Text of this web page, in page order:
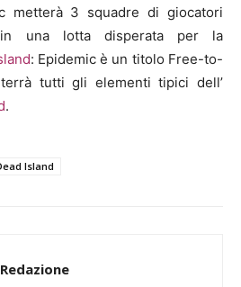
metterà 3 squadre di giocatori
in una lotta disperata per la
: Epidemic è un titolo Free-to-
tutti gli elementi tipici dell’
.
Island
Redazione